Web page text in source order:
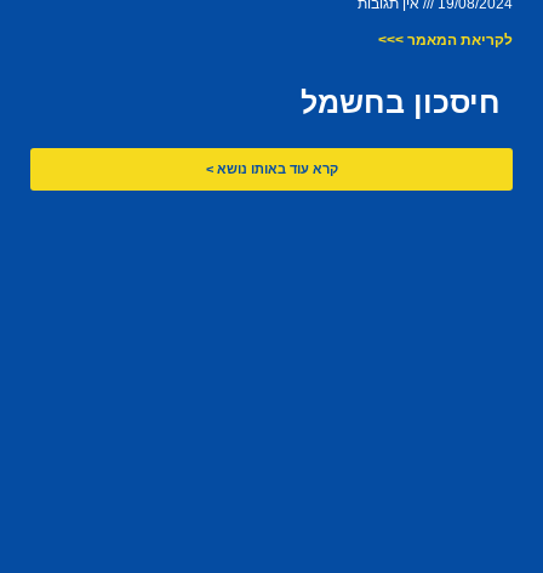
19/08/2024 אין תגובות
לקריאת המאמר >>>
חיסכון בחשמל
קרא עוד באותו נושא >